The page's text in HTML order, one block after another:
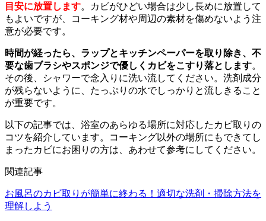
目安に放置します。カビがひどい場合は少し長めに放置して
もよいですが、コーキング材や周辺の素材を傷めないよう注
意が必要です。
時間が経ったら、ラップとキッチンペーパーを取り除き、不
要な歯ブラシやスポンジで優しくカビをこすり落とします。
その後、シャワーで念入りに洗い流してください。洗剤成分
が残らないように、たっぷりの水でしっかりと流しきること
が重要です。
以下の記事では、浴室のあらゆる場所に対応したカビ取りの
コツを紹介しています。コーキング以外の場所にもできてし
まったカビにお困りの方は、あわせて参考にしてください。
関連記事
お風呂のカビ取りが簡単に終わる！適切な洗剤・掃除方法を
理解しよう